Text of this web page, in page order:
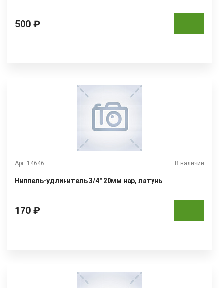
500 ₽
Арт. 14646 В наличии
Ниппель-удлинитель 3/4" 20мм нар, латунь
170 ₽